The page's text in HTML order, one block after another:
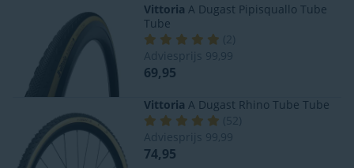
Vittoria A Dugast Pipisquallo Tube
Tube
(
Adviesprijs
99,99
69,95
Vittoria A Dugast Rhino Tube Tube
( 52
Adviesprijs
99,99
74,95